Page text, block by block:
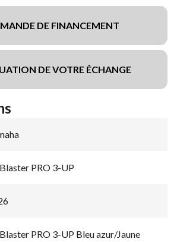
DE FINANCEMENT
DE VOTRE ÉCHANGE
PRO 3-UP
PRO 3-UP Bleu azur/Jaune